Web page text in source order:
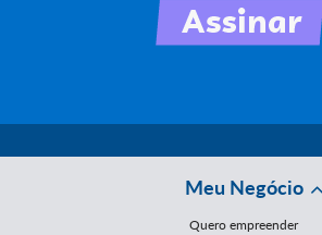
Meu Negócio
Quero empreender